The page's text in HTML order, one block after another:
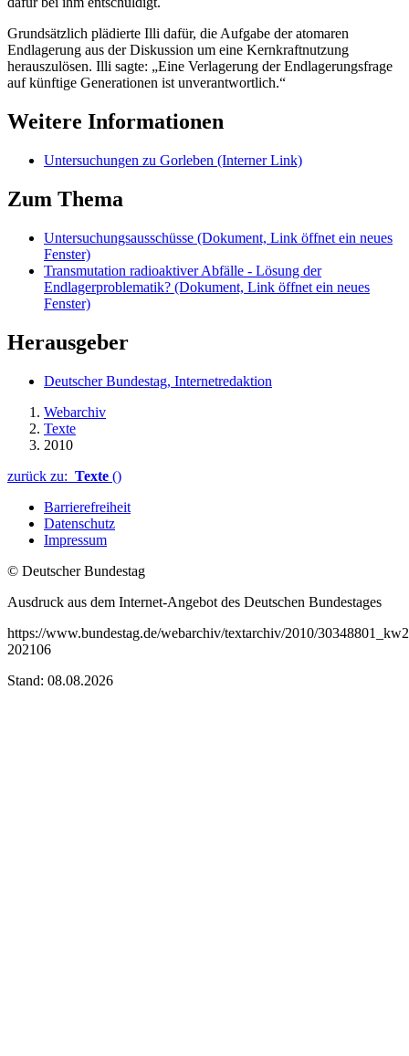
Grundsätzlich plädierte Illi dafür, die Aufgabe der atomaren
Endlagerung aus der Diskussion um eine Kernkraftnutzung
herauszulösen. Illi sagte: „Eine Verlagerung der Endlagerungsfrage
auf künftige Generationen ist unverantwortlich.“
Weitere Informationen
Untersuchungen zu Gorleben (Interner Link)
Zum Thema
Untersuchungsausschüsse (Dokument, Link öffnet ein neues
Fenster)
Transmutation radioaktiver Abfälle - Lösung der
Endlagerproblematik? (Dokument, Link öffnet ein neues
Fenster)
Herausgeber
Deutscher Bundestag, Internetredaktion
Webarchiv
Texte
2010
zurück zu: Texte ()
Barrierefreiheit
Datenschutz
Impressum
© Deutscher Bundestag
Ausdruck aus dem Internet-Angebot des Deutschen Bundestages
https://www.bundestag.de/webarchiv/textarchiv/2010/
202106
Stand: 08.08.2026